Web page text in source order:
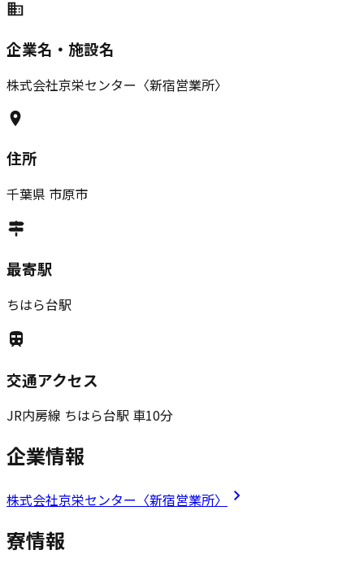
企業名・施設名
株式会社京栄センター〈新宿営業所〉
住所
千葉県 市原市
最寄駅
ちはら台駅
交通アクセス
JR内房線 ちはら台駅 車10分
企業情報
株式会社京栄センター〈新宿営業所〉
寮情報